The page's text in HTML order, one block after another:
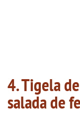
4. Tigela
salada de